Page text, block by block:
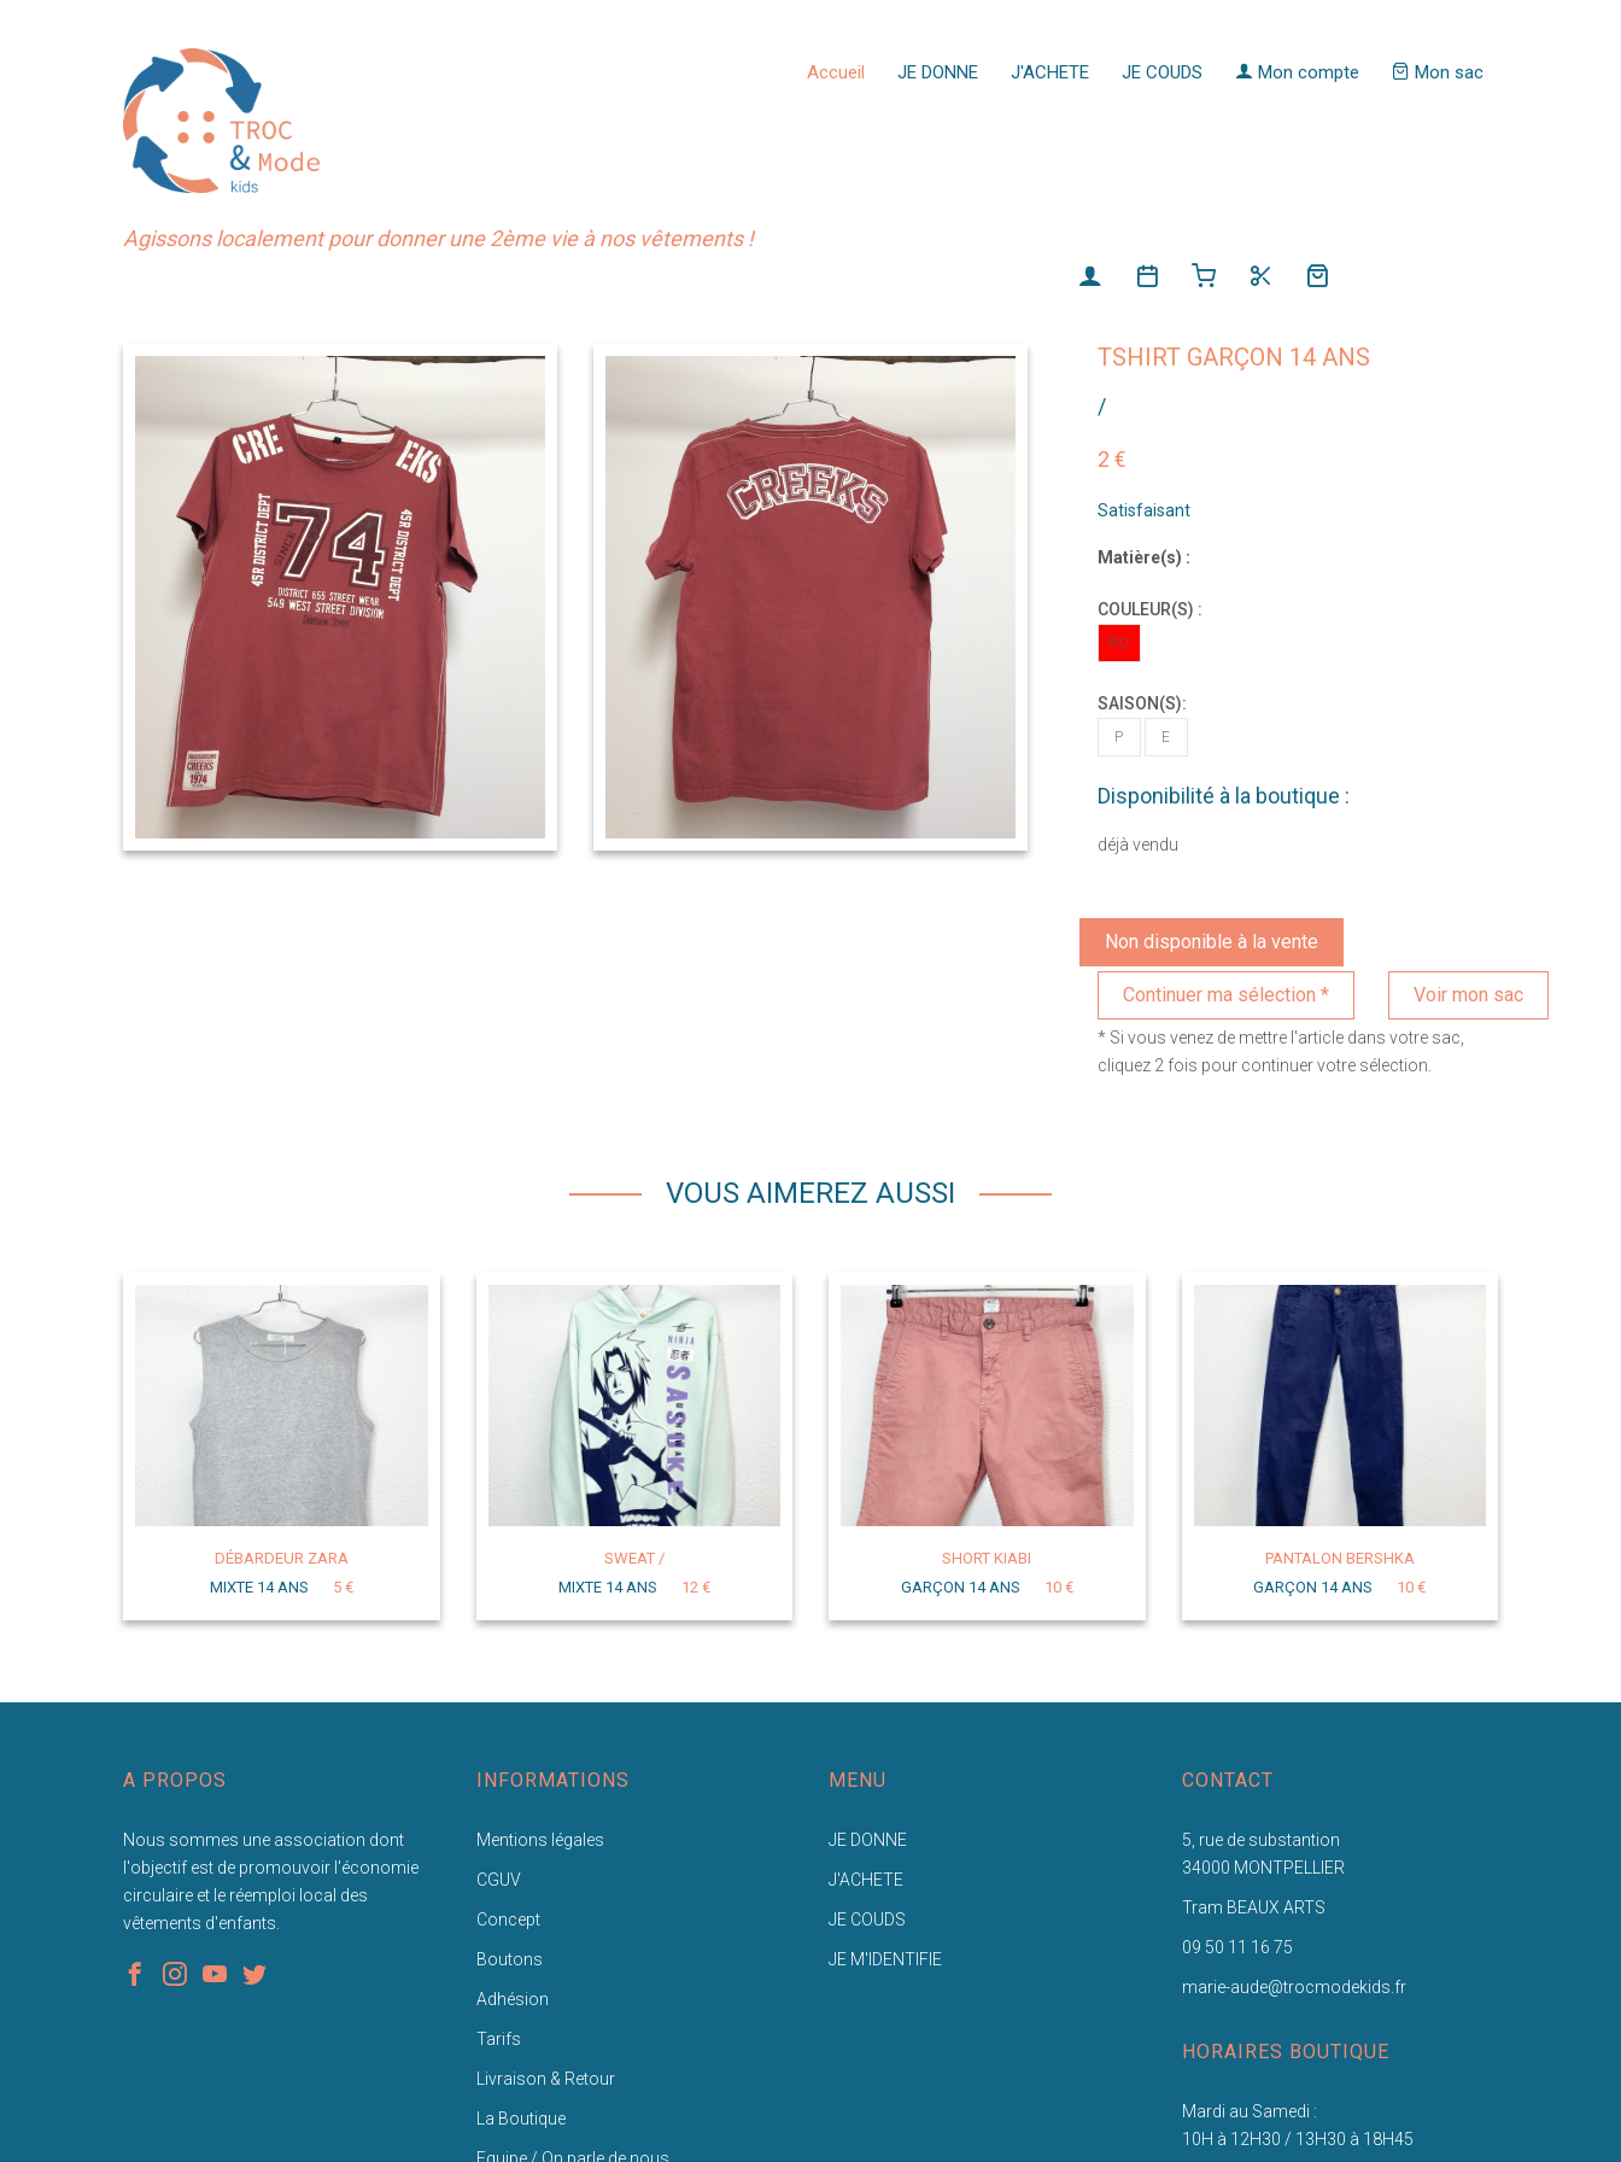
Accueil JE DONNE J'ACHETE JE COUDS Mon compte Mon sac
Agissons localement pour donner une 2ème vie à nos vêtements !
TSHIRT GARÇON 14 ANS
/
2 €
Satisfaisant
Matière(s) :
COULEUR(S) :
RO
SAISON(S):
P E
Disponibilité à la boutique :
déjà vendu
Non disponible à la vente
Voir mon sac
* Si vous venez de mettre l'article dans votre sac,
cliquez 2 fois pour continuer votre sélection.
VOUS AIMEREZ AUSSI
DÉBARDEUR ZARA
MIXTE 14 ANS
5 €
SWEAT /
MIXTE 14 ANS
12 €
SHORT KIABI
GARÇON 14 ANS
10 €
PANTALON BERSHKA
GARÇON 14 ANS
10 €
A PROPOS
Nous sommes une association dont
l'objectif est de promouvoir l'économie
circulaire et le réemploi local des
vêtements d'enfants.
INFORMATIONS
Mentions légales
CGUV
Concept
Boutons
Adhésion
Tarifs
Livraison & Retour
La Boutique
MENU
JE DONNE
J'ACHETE
JE COUDS
JE M'IDENTIFIE
CONTACT
5, rue de substantion
34000 MONTPELLIER
Tram BEAUX ARTS
09 50 11 16 75
marie-aude@trocmodekids.fr
HORAIRES BOUTIQUE
Mardi au Samedi :
10H à 12H30 / 13H30 à 18H45